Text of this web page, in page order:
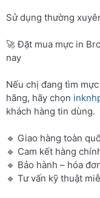
Sử dụng thường
🚀 Đặt mua mực in
nay
Nếu chị đang tìm
hãng, hãy chọn
khách hàng tin dùng.
🔹 Giao hàng toàn
🔹 Cam kết hàng
🔹 Bảo hành – hóa
🔹 Tư vấn kỹ thuật